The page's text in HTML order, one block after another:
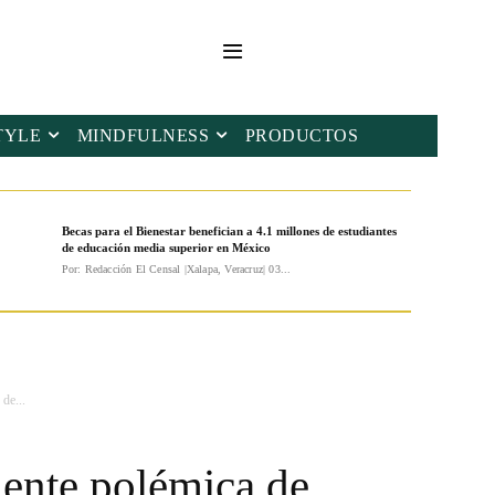
MINDFULNESS PRODUCTOS
Becas para el Bienestar benefician a 4.1 millones de estudiantes
de educación media superior en México
Por: Redacción El Censal |Xalapa, Veracruz| 03...
polémica de